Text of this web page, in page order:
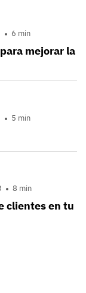
6 min
mejorar la
5 min
8 min
clientes en tu